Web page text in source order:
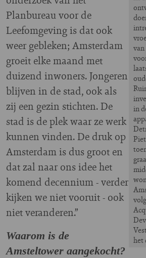
in
het
Planbureau voor de
Leefomgeving is dat ook
weer gebleken; Amsterdam
groeit elke maand met
duizend inwoners. Jongeren
blijven in de stad, ook als
zij een gezin stichten. De
stad is de plek waar ze werk
kunnen vinden. De druk op
Amsterdam is dus groot en
dat zal naar ons idee het
komend decennium - verder
kijken we niet vooruit - ook
niet veranderen.”
Waarom is de
Amsteltower aangekocht?